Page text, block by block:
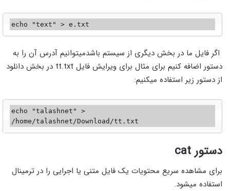
echo "text" > e.txt
اگر فایل ما در بخش دیگری از سیستم باشدمیتوانیم آدرس آن را به
دستور اضافه کنیم برای مثال برای ویرایش فایل tt.txt در بخش دانلود
از دستور زیر استفاده میکنیم:
echo "talashnet" >
/home/talashnet/Download/tt.txt
دستور cat
برای مشاهده سریع محتویات یک فایل متنی یا اجرایی را در ترمینال
استفاده میشود.